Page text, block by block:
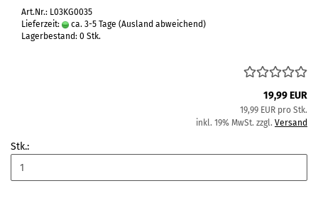
Art.Nr.: L03KG0035
Lieferzeit:
ca. 3-5 Tage (Ausland abweichend)
Lagerbestand: 0 Stk.
19,99 EUR
19,99 EUR pro Stk.
inkl. 19% MwSt. zzgl. Versand
Stk.: